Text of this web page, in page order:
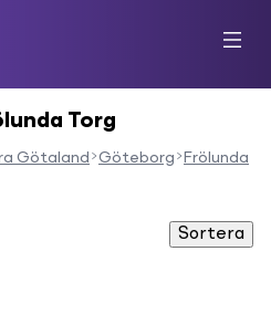
Torg
Götaland Göteborg
Frölunda
Sortera